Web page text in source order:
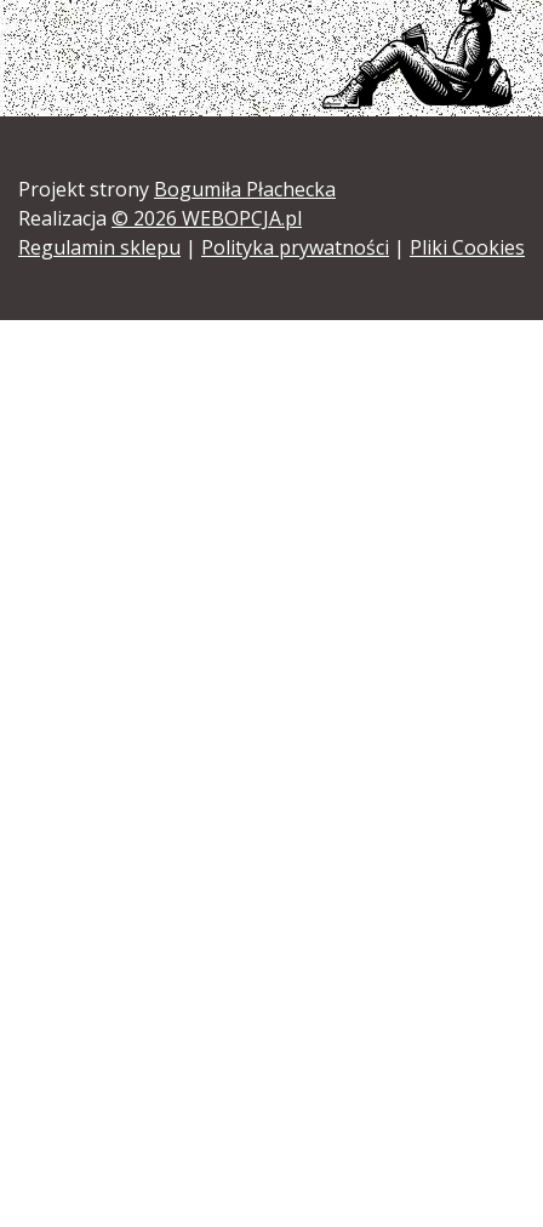
Projekt strony Bogumiła Płachecka
Realizacja © 2026 WEBOPCJA.pl
Regulamin sklepu | Polityka prywatności | Pliki Cookies